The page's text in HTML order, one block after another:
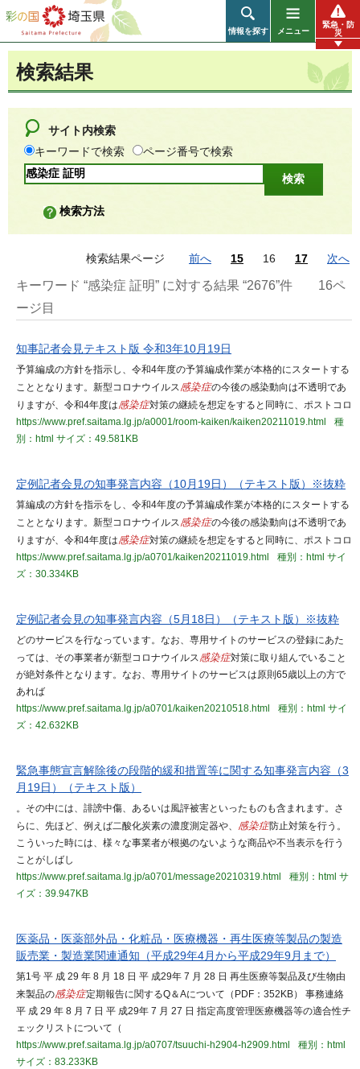
彩の国 埼玉県
情報を探す メニュー
緊急・防
災
検索結果
サイト内検索
キーワードで検索
ページ番号で検索
検索方法
検索結果ページ 前へ 15 16 17 次へ
キーワード “感染症 証明” に対する結果 “2676”件
16ペ
ージ目
知事記者会見テキスト版 令和3年10月19日
予算編成の方針を指示し、令和4年度の予算編成作業が本格的にスタートする
こととなります。新型コロナウイルス感染症の今後の感染動向は不透明であ
りますが、令和4年度は感染症対策の継続を想定をすると同時に、ポストコロ
https://www.pref.saitama.lg.jp/a0001/room-kaiken/kaiken20211019.html
種
別：html サイズ：49.581KB
定例記者会見の知事発言内容（10月19日）（テキスト版）※抜粋
算編成の方針を指示をし、令和4年度の予算編成作業が本格的にスタートする
こととなります。新型コロナウイルス感染症の今後の感染動向は不透明であ
りますが、令和4年度は感染症対策の継続を想定をすると同時に、ポストコロ
https://www.pref.saitama.lg.jp/a0701/kaiken20211019.html
種別：html サイ
ズ：30.334KB
定例記者会見の知事発言内容（5月18日）（テキスト版）※抜粋
どのサービスを行なっています。なお、専用サイトのサービスの登録にあた
っては、その事業者が新型コロナウイルス感染症対策に取り組んでいること
が絶対条件となります。なお、専用サイトのサービスは原則65歳以上の方で
あれば
https://www.pref.saitama.lg.jp/a0701/kaiken20210518.html
種別：html サイ
ズ：42.632KB
緊急事態宣言解除後の段階的緩和措置等に関する知事発言内容（3
月19日）（テキスト版）
。その中には、誹謗中傷、あるいは風評被害といったものも含まれます。さ
らに、先ほど、例えば二酸化炭素の濃度測定器や、 感染症防止対策を行う。
こういった時には、様々な事業者が根拠のないような商品や不当表示を行う
ことがしばし
https://www.pref.saitama.lg.jp/a0701/message20210319.html
種別：html サ
イズ：39.947KB
医薬品・医薬部外品・化粧品・医療機器・再生医療等製品の製造
販売業・製造業関連通知（平成29年4月から平成29年9月まで）
第1号 平 成 29 年 8 月 18 日 平 成29年 7 月 28 日 再生医療等製品及び生物由
来製品の感染症定期報告に関するQ＆Aについて（PDF：352KB） 事務連絡
平 成 29 年 8 月 7 日 平 成29年 7 月 27 日 指定高度管理医療機器等の適合性チ
ェックリストについて（
https://www.pref.saitama.lg.jp/a0707/tsuuchi-h2904-h2909.html
種別：html
サイズ：83.233KB